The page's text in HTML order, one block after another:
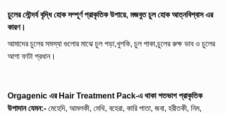
চুলের সৌন্দর্য বৃদ্ধি হোক সম্পূর্ণ প্রাকৃতিক উপায়ে, মজবুত চুল হোক আত্নবিশ্বাস এর
কারণ।
আমাদের চুলের সমস্যা গুলোর মাঝে চুল পড়া,খুশকি, চুল পাকা,চুলের রুক্ষ ভাব ও চুলের
আগা ফাটা প্রধান।
Orgagenic এর Hair Treatment Pack-এ থাকা শতভাগ প্রাকৃতিক
উপাদান যেমন:- মেহেদি, আমলকী, মেথি, বহেরা, কারি পাতা, জবা, হরীতকী, নিম,